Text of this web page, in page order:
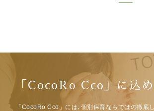
「CocoRo Cco」に込
「CocoRo Cco」には､個別保育ならではの徹底